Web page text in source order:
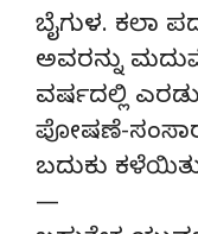
ಬೈಗುಳ. ಕಲಾ
ಅವರನ್ನು
ವರ್ಷದಲ್ಲಿ
ಪೋಷಣೆ-
ಬದುಕು
—